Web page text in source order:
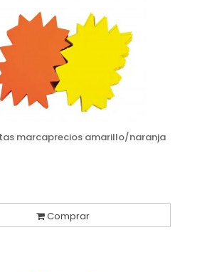
marcaprecios amarillo/naranja
Comprar